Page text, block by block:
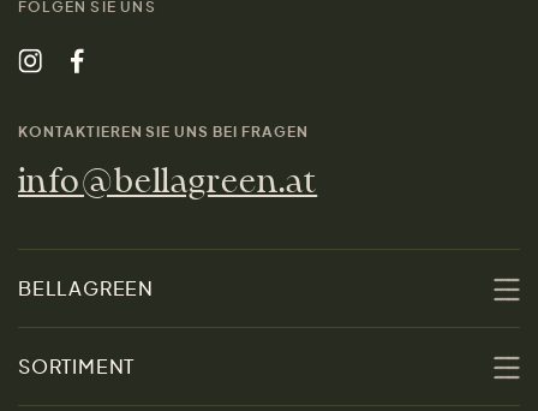
FOLGEN SIE UNS
KONTAKTIEREN SIE UNS BEI FRAGEN
info@bellagreen.at
BELLAGREEN
SORTIMENT